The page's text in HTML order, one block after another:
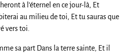
à l’éternel en ce jour-là, Et
au milieu de toi, Et tu sauras que
vers toi.
sa part Dans la terre sainte, Et il